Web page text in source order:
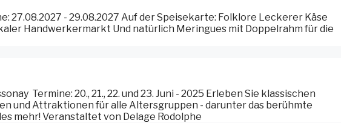
27.08.2027 - 29.08.2027 Auf der Speisekarte: Folklore Leckerer Käse
Handwerkermarkt Und natürlich Meringues mit Doppelrahm für die
Termine: 20., 21., 22. und 23. Juni - 2025 Erleben Sie klassischen
und Attraktionen für alle Altersgruppen - darunter das berühmte
mehr! Veranstaltet von Delage Rodolphe